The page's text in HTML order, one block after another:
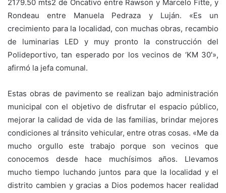
2179.50 mts2 de Oncativo entre Rawson y Marcelo Fitte, y
Rondeau entre Manuela Pedraza y Luján. «Es un
crecimiento para la localidad, con muchas obras, recambio
de luminarias LED y muy pronto la construcción del
Polideportivo, tan esperado por los vecinos de ‘KM 30′»,
afirmó la jefa comunal.
Estas obras de pavimento se realizan bajo administración
municipal con el objetivo de disfrutar el espacio público,
mejorar la calidad de vida de las familias, brindar mejores
condiciones al tránsito vehicular, entre otras cosas. «Me da
mucho orgullo este trabajo porque son vecinos que
conocemos desde hace muchísimos años. Llevamos
mucho tiempo luchando juntos para que la localidad y el
distrito cambien y gracias a Dios podemos hacer realidad